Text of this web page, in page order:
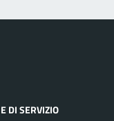
DI SERVIZIO